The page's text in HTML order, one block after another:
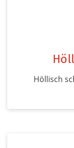
Höllisch